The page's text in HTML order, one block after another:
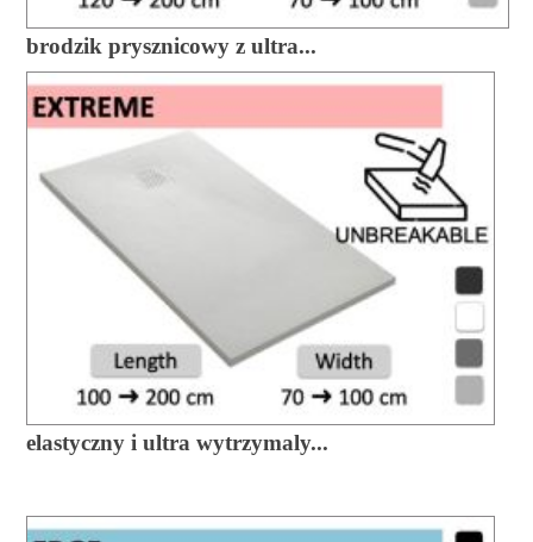
brodzik prysznicowy z ultra...
elastyczny i ultra wytrzymaly...